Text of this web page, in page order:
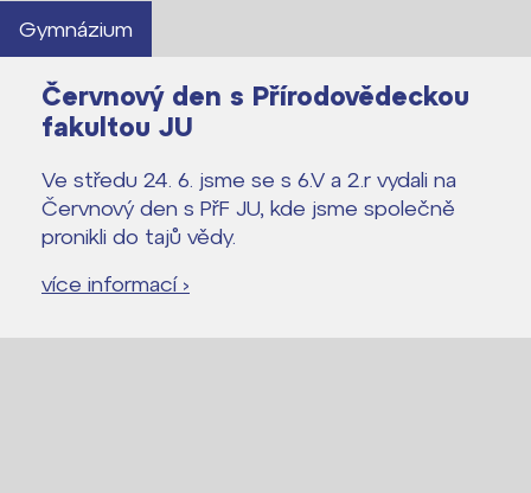
Gymnázium
Červnový den s Přírodovědeckou
fakultou JU
Ve středu 24. 6. jsme se s 6.V a 2.r vydali na
Červnový den s PřF JU, kde jsme společně
pronikli do tajů vědy.
více informací ›
Lidé často hledají